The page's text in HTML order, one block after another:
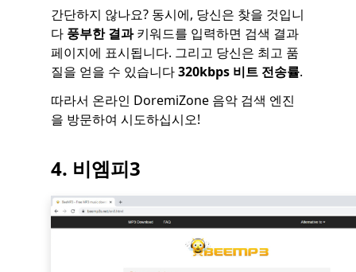
간단하지 않나요? 동시에, 당신은 찾을 것입니
다 풍부한 결과키워드를 입력하면 검색 결과
페이지에 표시됩니다. 그리고 당신은 최고 품
질을 얻을 수 있습니다320kbps 비트 전송률.
따라서 온라인 DoremiZone 음악 검색 엔진
을 방문하여 시도하십시오!
4. 비엠피3